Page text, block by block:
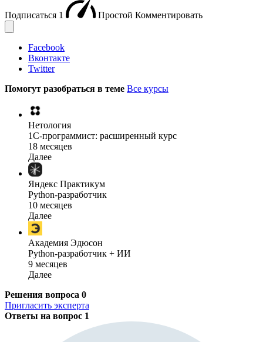
Подписаться 1 Простой Комментировать
Facebook
Вконтакте
Twitter
Помогут разобраться в теме Все курсы
Нетология
1C-программист: расширенный курс
18 месяцев
Далее
Яндекс Практикум
Python-разработчик
10 месяцев
Далее
Академия Эдюсон
Python-разработчик + ИИ
9 месяцев
Далее
Решения вопроса 0
Пригласить эксперта
Ответы на вопрос 1